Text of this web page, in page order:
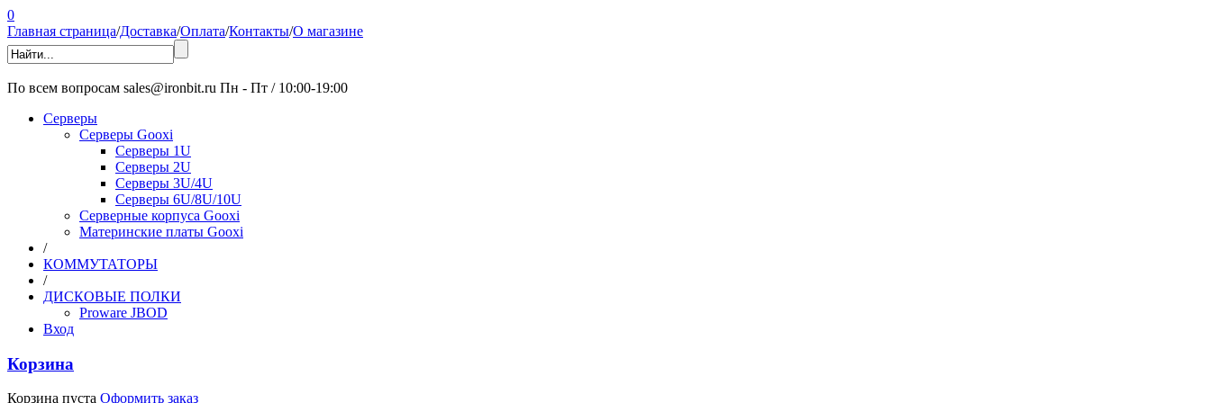
0
Главная страница/Доставка/Оплата/Контакты/О магазине
По всем вопросам sales@ironbit.ru Пн - Пт / 10:00-19:00
Серверы
Серверы Gooxi
Серверы 1U
Серверы 2U
Серверы 3U/4U
Серверы 6U/8U/10U
Серверные корпуса Gooxi
Материнские платы Gooxi
/
КОММУТАТОРЫ
/
ДИСКОВЫЕ ПОЛКИ
Proware JBOD
Вход
Корзина
Корзина пуста Оформить заказ